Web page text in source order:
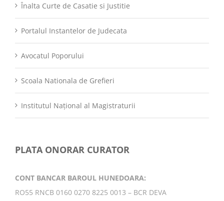
Înalta Curte de Casatie si Justitie
Portalul Instantelor de Judecata
Avocatul Poporului
Scoala Nationala de Grefieri
Institutul Național al Magistraturii
PLATA ONORAR CURATOR
CONT BANCAR BAROUL HUNEDOARA:
RO55 RNCB 0160 0270 8225 0013 – BCR DEVA